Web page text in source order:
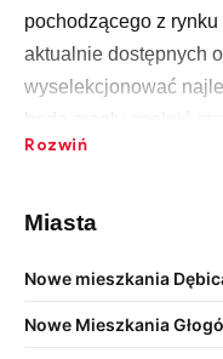
pochodzącego z
aktualnie dostępnych
wyselekcjonować
Czym warto kierować
dewelopera?
Rynek
liczba
Rozwiń
Miasta
Nowe mieszkania
Nowe Mieszkania